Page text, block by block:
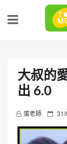
大叔的
出 6.0
蛋老師
P
o
31/